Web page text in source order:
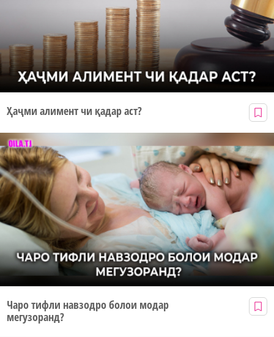
Ҳаҷми алимент чи қадар аст?
Чаро тифли навзодро болои модар
мегузоранд?